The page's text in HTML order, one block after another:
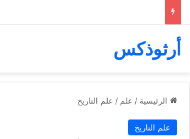
أرثوذكس
الرئيسية / علم / علم التاريخ
علم التاريخ